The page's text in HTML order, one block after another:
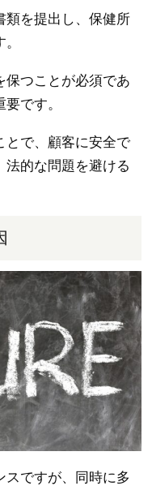
類を提出し、保健所
保つことが必須であ
です。
とで、顧客に安全で
法的な問題を避ける
スですが、同時に多